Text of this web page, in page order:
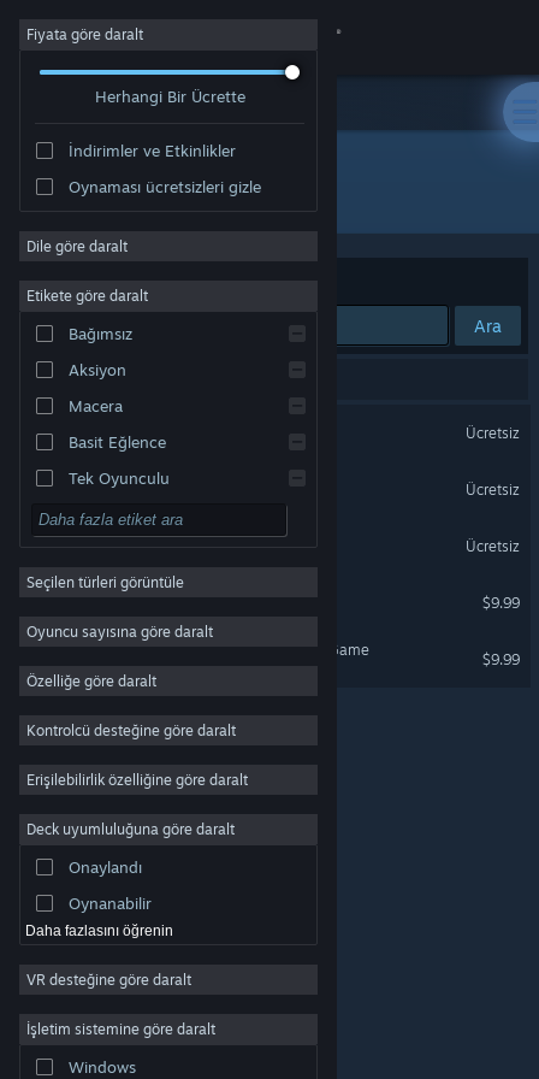
Giriş yap
Hakkında
Destek
Dili değiştir
Steam mobil uygulamasını yükle
Masaüstü internet sitesini görüntüle
© Valve Corporation. Tüm hakları saklıdır. Tüm ticari
mülkiyetindedir.Gizlilik Politikası|Yasal Bilgi|
Erişilebilirlik|Steam Abonelik Sözleşmesi
Çerezler
Fiyata göre daralt
Herhangi Bir Ücrette
İndirimler ve Etkinlikler
Oynaması ücretsizleri gizle
Dile göre daralt
Etikete göre daralt
Bağımsız
Aksiyon
Macera
Basit Eğlence
Tek Oyunculu
Simülasyon
RYO
Strateji
2D
3D
Oynaması Ücretsiz
Atmosferik
Renkli
Keşif
Seçilen türleri görüntüle
Oyuncu sayısına göre daralt
Özelliğe göre daralt
Kontrolcü desteğine göre daralt
Erişilebilirlik özelliğine göre daralt
Deck uyumluluğuna göre daralt
Onaylandı
Oynanabilir
Daha fazlasını öğrenin
VR desteğine göre daralt
İşletim sistemine göre daralt
Windows
Yayıncı: hublab
Sırala Uygunluk
Ara
5 sonuç aramanızla eşleşiyor.
Ücretsiz
MedicalImagingVR
Ücretsiz
Numbers & Letters
Ücretsiz
PlanetariumVR
Sadece VR
$9.99
Great Paintings VR - The Game
$9.99